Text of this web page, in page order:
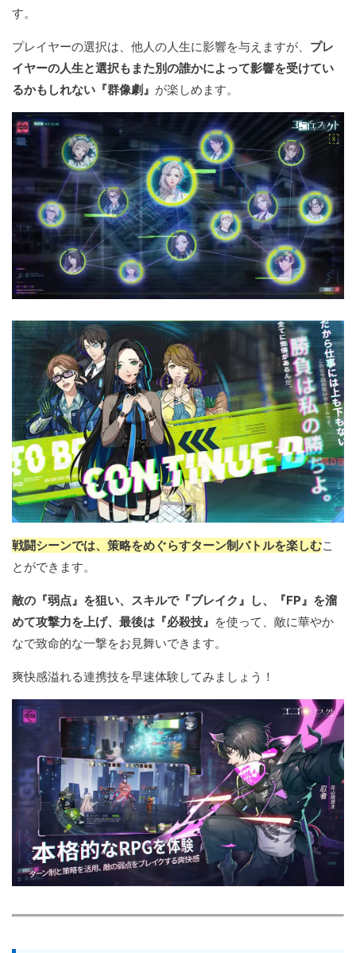
す。
プレイヤーの選択は、他人の人生に影響を与えますが、 プレ
イヤーの人生と選択もまた別の誰かによって影響を受けてい
るかもしれない『群像劇』 が楽しめます。
戦闘シーンでは、策略をめぐらすターン制バトルを楽しむこ
とができます。
敵の『弱点』を狙い、スキルで『ブレイク』し、『FP』を溜
めて攻撃力を上げ、最後は『必殺技』 を使って、敵に華やか
なで致命的な一撃をお見舞いできます。
爽快感溢れる連携技を早速体験してみましょう！